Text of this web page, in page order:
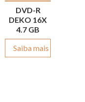
DVD-R
DEKO 16X
4.7 GB
Saiba mais